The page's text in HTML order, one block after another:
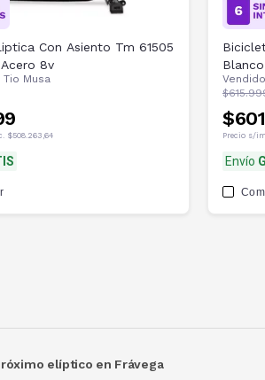
Con Asiento Tm 61505
8v
Tio Musa
$508.263,64 Precio s/
Envío
elíptico en Frávega